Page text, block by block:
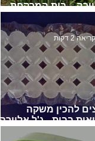
– בית המרקחת
להכין משקה
בבית - ג'ל אלוורה
בקוביות קפואות !
2 דקות